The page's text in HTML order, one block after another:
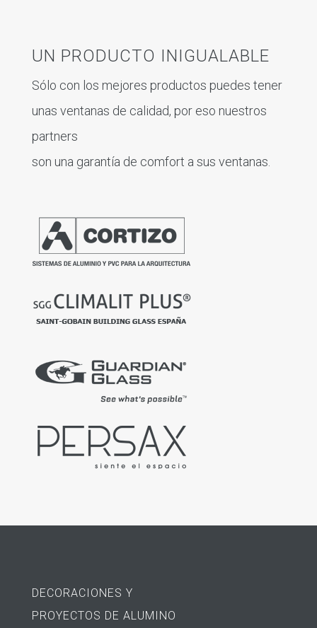
UN PRODUCTO INIGUALABLE
Sólo con los mejores productos puedes tener
unas ventanas de calidad, por eso nuestros
partners
son una garantía de comfort a sus ventanas.
DECORACIONES Y
PROYECTOS DE ALUMINO